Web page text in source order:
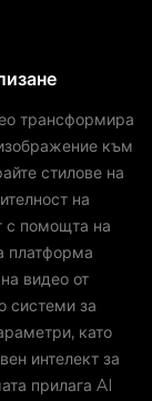
трансформира
към
стилове на
на
с помощта на
платформа
видео от
системи за
като
интелект за
прилага AI